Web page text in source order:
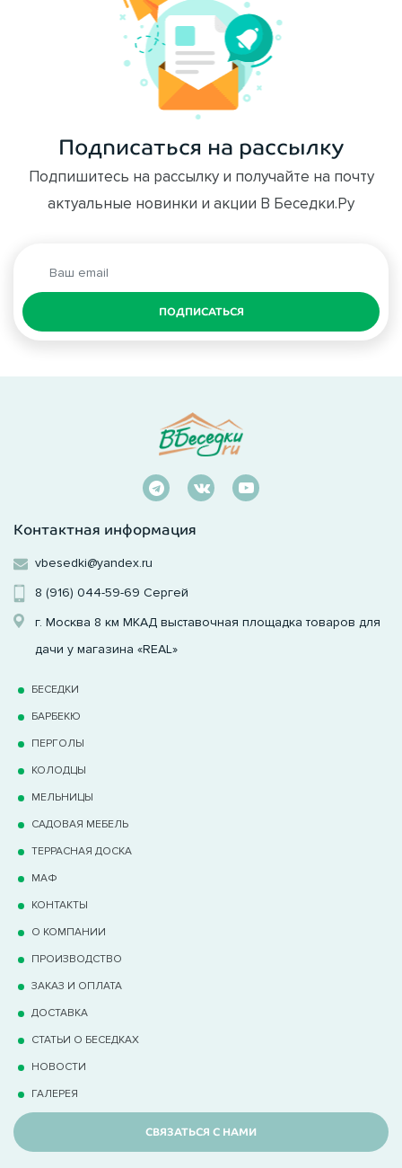
Подписаться на рассылку
Подпишитесь на рассылку и получайте на почту
актуальные новинки и акции В Беседки.Ру
ПОДПИСАТЬСЯ
Контактная информация
vbesedki@yandex.ru
8 (916) 044-59-69 Сергей
г. Москва 8 км МКАД выставочная площадка товаров для
дачи у магазина «REAL»
БЕСЕДКИ
БАРБЕКЮ
ПЕРГОЛЫ
КОЛОДЦЫ
МЕЛЬНИЦЫ
САДОВАЯ МЕБЕЛЬ
ТЕРРАCНАЯ ДОСКА
МАФ
КОНТАКТЫ
О КОМПАНИИ
ПРОИЗВОДСТВО
ЗАКАЗ И ОПЛАТА
ДОСТАВКА
СТАТЬИ О БЕСЕДКАХ
НОВОСТИ
ГАЛЕРЕЯ
СВЯЗАТЬСЯ С НАМИ